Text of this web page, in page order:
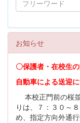
お知らせ
〇保護者・在校生
自動車による送迎
本校正門前の桜
りは、７：３０～
め、指定方向外通